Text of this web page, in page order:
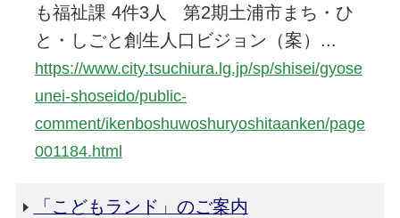
も福祉課 4件3人 第2期土浦市まち・ひ
と・しごと創生人口ビジョン（案）...
https://www.city.tsuchiura.lg.jp/sp/shisei/gyose
unei-shoseido/public-
comment/ikenboshuwoshuryoshitaanken/page
001184.html
「こどもランド」のご案内